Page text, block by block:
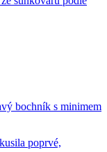
bochník s minimem
poprvé,